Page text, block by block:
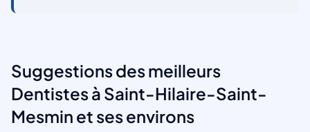
Suggestions des meilleurs
Dentistes à Saint-Hilaire-Saint-
Mesmin et ses environs